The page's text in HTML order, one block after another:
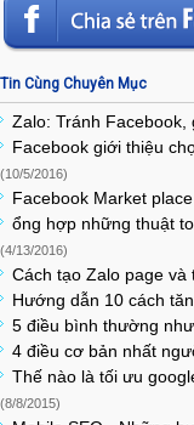
Tin Cùng Chuyên Mục
Zalo: Tránh Facebook,
Facebook giới thiệu
(10/5/2016)
Facebook Market
ổng hợp những thuật
(4/13/2016)
Cách tạo Zalo page
Hướng dẫn 10 cách
5 điều bình thường
4 điều cơ bản nhất
Thế nào là tối ưu
(8/8/2015)